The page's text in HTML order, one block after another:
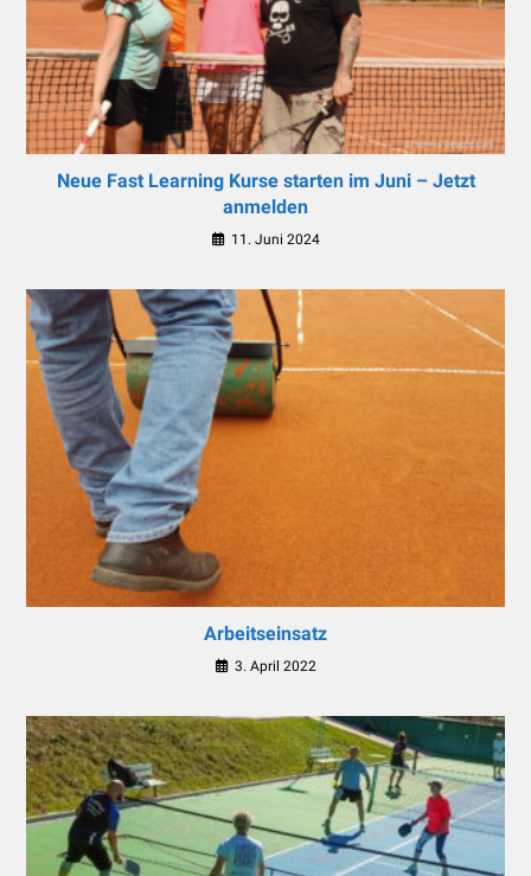
Neue Fast Learning Kurse starten im Juni – Jetzt
anmelden
11. Juni 2024
Arbeitseinsatz
3. April 2022